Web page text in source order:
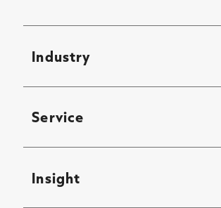
Industry
Service
Insight